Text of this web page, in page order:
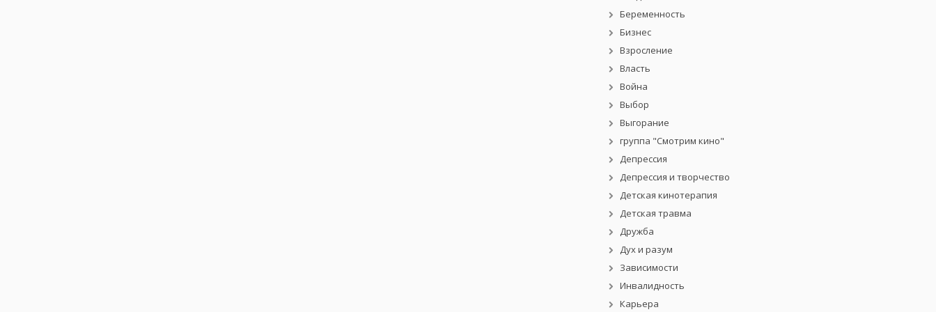
Беременность
Бизнес
Взросление
Власть
Война
Выбор
Выгорание
группа "Смотрим кино"
Депрессия
Депрессия и творчество
Детская кинотерапия
Детская травма
Дружба
Дух и разум
Зависимости
Инвалидность
Карьера